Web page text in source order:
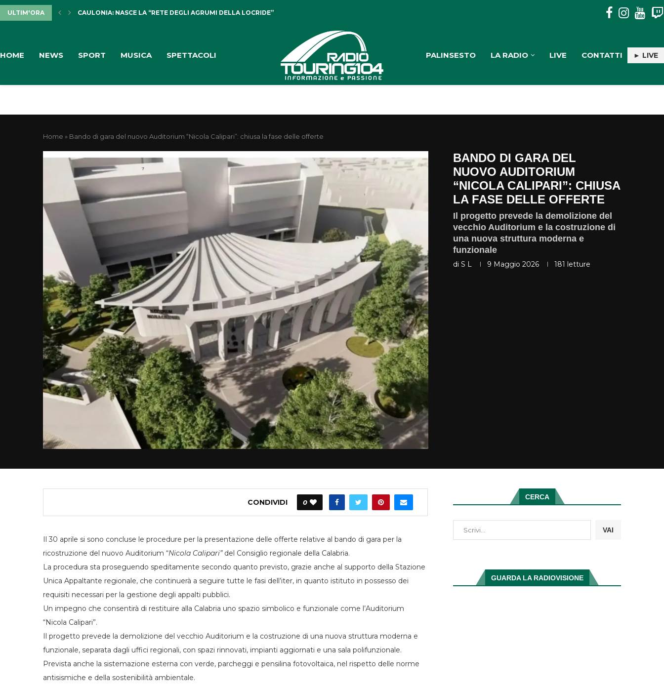
ULTIM'ORA CAULONIA: NASCE LA “RETE DEGLI AGRUMI DELLA LOCRIDE” PULISERVICE: INGAGGIATA RACHELE PIOLI
HOME NEWS SPORT MUSICA SPETTACOLI PALINSESTO LA RADIO LIVE CONTATTI ► LIVE
Home » Bando di gara del nuovo Auditorium “Nicola Calipari”: chiusa la fase delle offerte
BANDO DI GARA DEL
NUOVO AUDITORIUM
“NICOLA CALIPARI”: CHIUSA
LA FASE DELLE OFFERTE
Il progetto prevede la demolizione del
vecchio Auditorium e la costruzione di
una nuova struttura moderna e
funzionale
di S L 9 Maggio 2026 181 letture
CONDIVIDI 0
Il 30 aprile si sono concluse le procedure per la presentazione delle offerte relative al bando di gara per la
ricostruzione del nuovo Auditorium “Nicola Calipari”del Consiglio regionale della Calabria.
La procedura sta proseguendo speditamente secondo quanto previsto, grazie anche al supporto della Stazione
Unica Appaltante regionale, che continuerà a seguire tutte le fasi dell’iter, in quanto istituto in possesso dei
requisiti necessari per la gestione degli appalti pubblici.
Un impegno che consentirà di restituire alla Calabria uno spazio simbolico e funzionale come l’Auditorium
“Nicola Calipari”.
Il progetto prevede la demolizione del vecchio Auditorium e la costruzione di una nuova struttura moderna e
funzionale, separata dagli uffici regionali, con spazi rinnovati, impianti aggiornati e una sala polifunzionale.
Prevista anche la sistemazione esterna con verde, parcheggi e pensilina fotovoltaica, nel rispetto delle norme
antisismiche e della sostenibilità ambientale.
CERCA
VAI
GUARDA LA RADIOVISIONE